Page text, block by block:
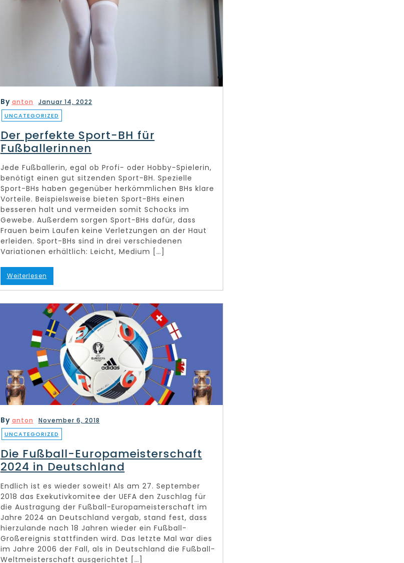
By anton Januar 14, 2022
UNCATEGORIZED
Der perfekte Sport-BH für
Fußballerinnen
Jede Fußballerin, egal ob Profi- oder Hobby-Spielerin,
benötigt einen gut sitzenden Sport-BH. Spezielle
Sport-BHs haben gegenüber herkömmlichen BHs klare
Vorteile. Beispielsweise bieten Sport-BHs einen
besseren halt und vermeiden somit Schocks im
Gewebe. Außerdem sorgen Sport-BHs dafür, dass
Frauen beim Laufen keine Verletzungen an der Haut
erleiden. Sport-BHs sind in drei verschiedenen
Variationen erhältlich: Leicht, Medium […]
Weiterlesen
By anton November 6, 2018
UNCATEGORIZED
Die Fußball-Europameisterschaft
2024 in Deutschland
Endlich ist es wieder soweit! Als am 27. September
2018 das Exekutivkomitee der UEFA den Zuschlag für
die Austragung der Fußball-Europameisterschaft im
Jahre 2024 an Deutschland vergab, stand fest, dass
hierzulande nach 18 Jahren wieder ein Fußball-
Großereignis stattfinden wird. Das letzte Mal war dies
im Jahre 2006 der Fall, als in Deutschland die Fußball-
Weltmeisterschaft ausgerichtet […]